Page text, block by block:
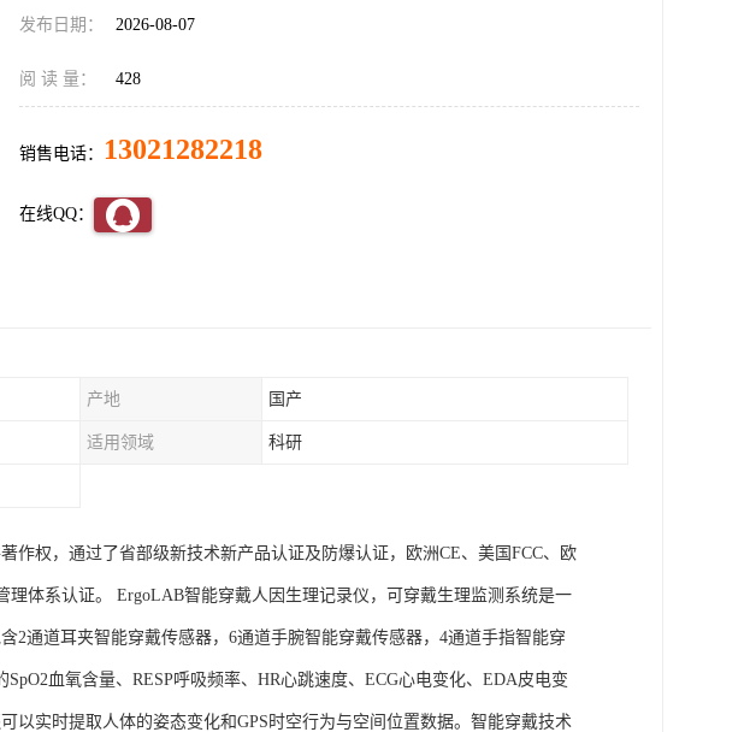
发布日期： 2026-08-07
阅 读 量： 428
销售电话： 13021282218
在线QQ：
产地 国产
适用领域 科研
作权，通过了省部级新技术新产品认证及防爆认证，欧洲CE、美国FCC、欧
理体系认证。 ErgoLAB智能穿戴人因生理记录仪，可穿戴生理监测系统是一
2通道耳夹智能穿戴传感器，6通道手腕智能穿戴传感器，4通道手指智能穿
血氧含量、RESP呼吸频率、HR心跳速度、ECG心电变化、EDA皮电变
以实时提取人体的姿态变化和GPS时空行为与空间位置数据。智能穿戴技术